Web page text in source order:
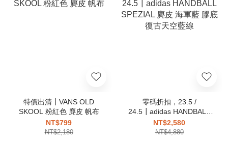
特價出清┃VANS OLD
SKOOL 粉紅色 麂皮 帆布
NT$799
NT$2,180
零碼折扣，23.5 /
24.5┃adidas HANDBALL
SPEZIAL 麂皮 海軍藍 膠底
復古天空藍線
NT$2,580
NT$4,880